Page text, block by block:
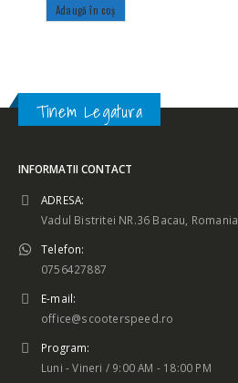
Adaugă în coș
Tinem Legatura
INFORMATII CONTACT
ADRESA:
Vadul Bistritei NR.36 Bacau, Romania
Telefon:
0756427887
E-mail:
office@scooterspeed.ro
Program:
Luni - Vineri / 9:00 AM - 18:00 PM